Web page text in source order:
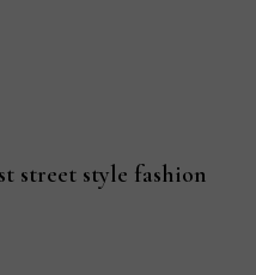
street style fashion